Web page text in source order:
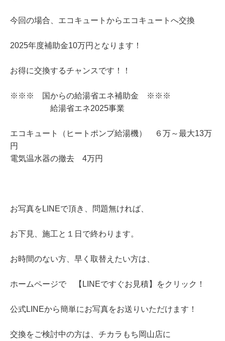
今回の場合、エコキュートからエコキュートへ交換
2025年度補助金10万円となります！
お得に交換するチャンスです！！
※※※ 国からの給湯省エネ補助金 ※※※
給湯省エネ2025事業
エコキュート（ヒートポンプ給湯機） ６万～最大13万
円
電気温水器の撤去 4万円
お写真をLINEで頂き、問題無ければ、
お下見、施工と１日で終わります。
お時間のない方、早く取替えたい方は、
ホームページで 【LINEですぐお見積】をクリック！
公式LINEから簡単にお写真をお送りいただけます！
交換をご検討中の方は、チカラもち岡山店に